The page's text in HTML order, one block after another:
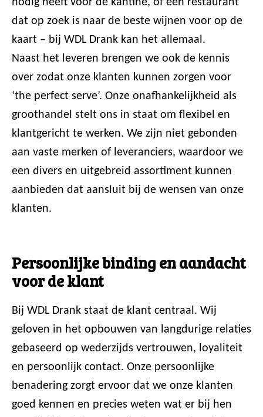
nodig heeft voor de kantine, of een restaurant
dat op zoek is naar de beste wijnen voor op de
kaart – bij WDL Drank kan het allemaal.
Naast het leveren brengen we ook de kennis
over zodat onze klanten kunnen zorgen voor
‘the perfect serve’. Onze onafhankelijkheid als
groothandel stelt ons in staat om flexibel en
klantgericht te werken. We zijn niet gebonden
aan vaste merken of leveranciers, waardoor we
een divers en uitgebreid assortiment kunnen
aanbieden dat aansluit bij de wensen van onze
klanten.
Persoonlijke binding en aandacht
voor de klant
Bij WDL Drank staat de klant centraal. Wij
geloven in het opbouwen van langdurige relaties
gebaseerd op wederzijds vertrouwen, loyaliteit
en persoonlijk contact. Onze persoonlijke
benadering zorgt ervoor dat we onze klanten
goed kennen en precies weten wat er bij hen